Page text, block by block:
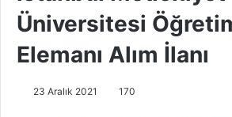
Üniversitesi
Elemanı Alım İlanı
23 Aralık 2021 170